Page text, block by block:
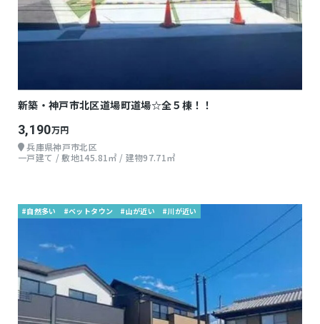
新築・神戸市北区道場町道場☆全５棟！！
3,190万円
兵庫県神戸市北区
一戸建て / 敷地145.81㎡ / 建物97.71㎡
#自然多い #ベットタウン #山が近い #川が近い